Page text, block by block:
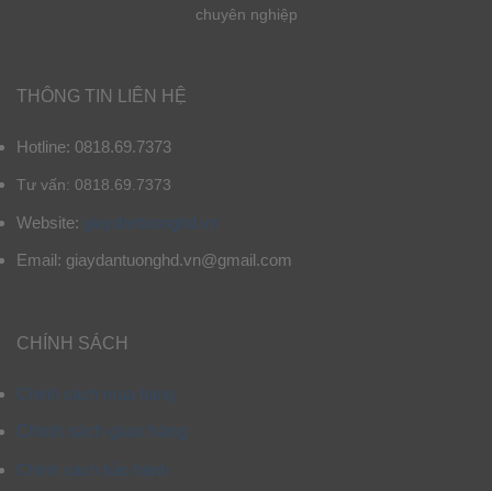
chuyên nghiệp
THÔNG TIN LIÊN HỆ
Hotline: 0818.69.7373
Tư vấn: 0818.69.7373
Website: giaydantuonghd.vn
Email: giaydantuonghd.vn@gmail.com
CHÍNH SÁCH
Chính sách mua hàng
Chính sách giao hàng
Chính sách bảo hành